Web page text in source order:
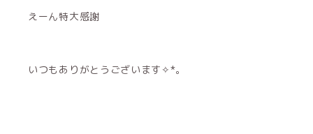
えーん特大感謝
いつもありがとうございます✧*｡